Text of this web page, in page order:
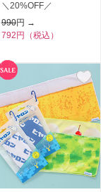
＼20%OFF／
990円 →
792円（税込）